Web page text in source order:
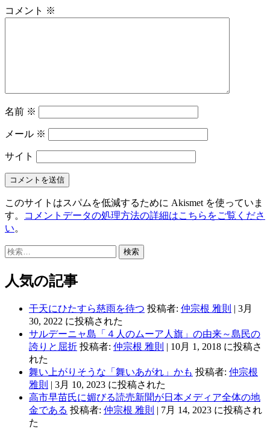
コメント ※
名前 ※
メール ※
サイト
このサイトはスパムを低減するために Akismet を使っていま
す。
コメントデータの処理方法の詳細はこちらをご覧くださ
い。
検
人気の記事
干天にひたすら慈雨を待つ 投稿者: 仲宗根 雅則 | 3月
30, 2022 に投稿された
サルデーニャ島「４人のムーア人旗」の由来～島民の
誇りと屈折 投稿者: 仲宗根 雅則 | 10月 1, 2018 に投稿さ
れた
舞い上がりそうな「舞いあがれ」かも 投稿者: 仲宗根
雅則 | 3月 10, 2023 に投稿された
高市早苗氏に媚びる読売新聞が日本メディア全体の地
金である 投稿者: 仲宗根 雅則 | 7月 14, 2023 に投稿され
た